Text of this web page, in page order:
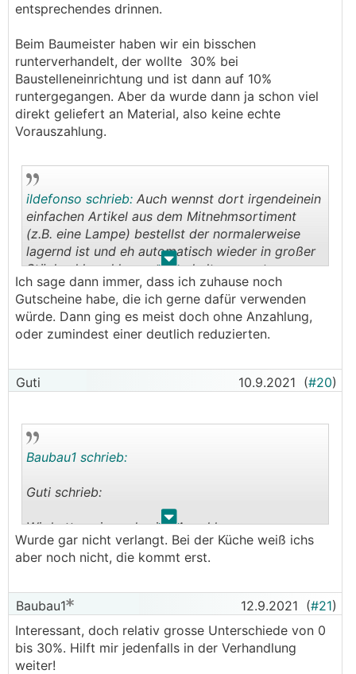
entsprechendes drinnen.
Beim Baumeister haben wir ein bisschen
runterverhandelt, der wollte 30% bei
Baustelleneinrichtung und ist dann auf 10%
runtergegangen. Aber da wurde dann ja schon viel
direkt geliefert an Material, also keine echte
Vorauszahlung.
. .
ildefonso schrieb: Auch wennst dort irgendeinein
einfachen Artikel aus dem Mitnehmsortiment
(z.B. eine Lampe) bestellst der normalerweise
lagernd ist und eh automatisch wieder in großer
Stückzahl nachkommt (nur halt momentan
ausgegangen), dann wollens eine AZ.
Oder für eine Reservierung von x-fach
vorhandener Lageware, die man erst ein paar
großen Auto kommt.
Ich sage dann immer, dass ich zuhause noch
Gutscheine habe, die ich gerne dafür verwenden
würde. Dann ging es meist doch ohne Anzahlung,
oder zumindest einer deutlich reduzierten.
Guti 10.9.2021 (#20)
. .
Baubau1 schrieb:
Guti schrieb:
Wir hatten nirgends eine Anzahlung.
Habt ihr das wegverhandelt oder wurde es gar
nicht verlangt?
Wurde gar nicht verlangt. Bei der Küche weiß ichs
aber noch nicht, die kommt erst.
Baubau1 12.9.2021 (#21)
Interessant, doch relativ grosse Unterschiede von 0
bis 30%. Hilft mir jedenfalls in der Verhandlung
weiter!